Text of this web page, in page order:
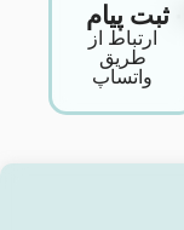
ثبت پیام
ارتباط از
طریق
واتساپ